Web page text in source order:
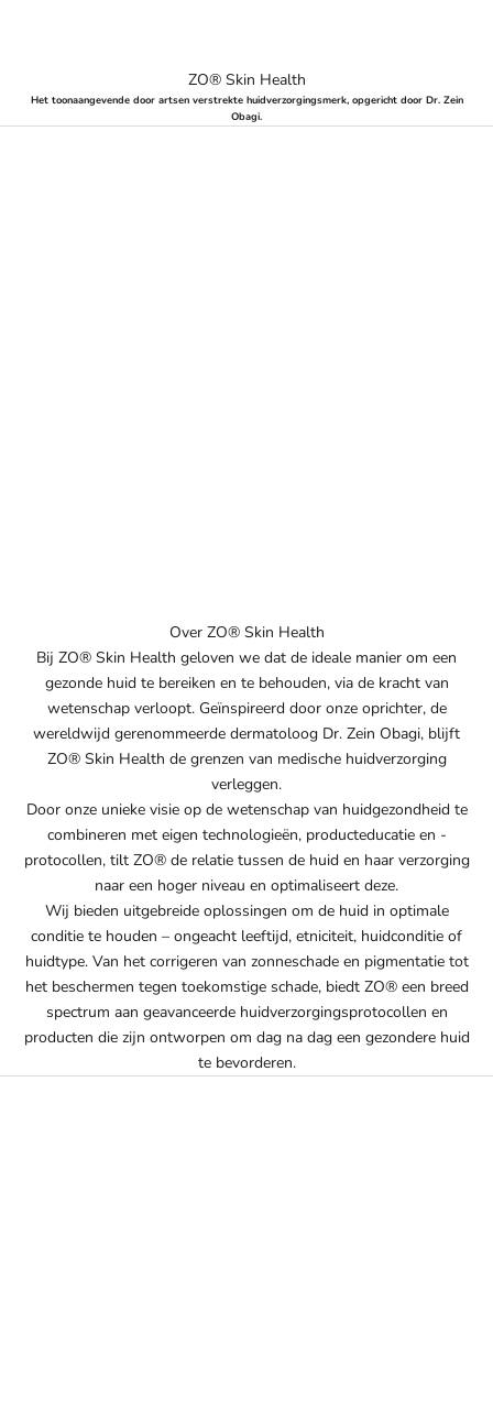
ZO® Skin Health
Het toonaangevende door artsen verstrekte huidverzorgingsmerk, opgericht door Dr. Zein
Obagi.
Over ZO® Skin Health
Bij ZO® Skin Health geloven we dat de ideale manier om een
gezonde huid te bereiken en te behouden, via de kracht van
wetenschap verloopt. Geïnspireerd door onze oprichter, de
wereldwijd gerenommeerde dermatoloog Dr. Zein Obagi, blijft
ZO® Skin Health de grenzen van medische huidverzorging
verleggen.
Door onze unieke visie op de wetenschap van huidgezondheid te
combineren met eigen technologieën, producteducatie en -
protocollen, tilt ZO® de relatie tussen de huid en haar verzorging
naar een hoger niveau en optimaliseert deze.
Wij bieden uitgebreide oplossingen om de huid in optimale
conditie te houden – ongeacht leeftijd, etniciteit, huidconditie of
huidtype. Van het corrigeren van zonneschade en pigmentatie tot
het beschermen tegen toekomstige schade, biedt ZO® een breed
spectrum aan geavanceerde huidverzorgingsprotocollen en
producten die zijn ontworpen om dag na dag een gezondere huid
te bevorderen.